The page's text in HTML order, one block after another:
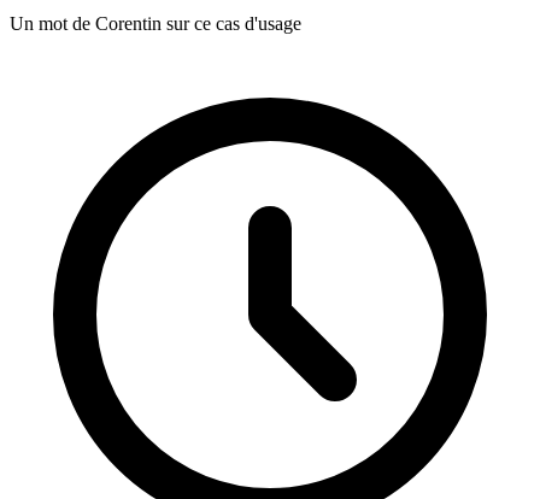
Un mot de Corentin sur ce cas d'usage